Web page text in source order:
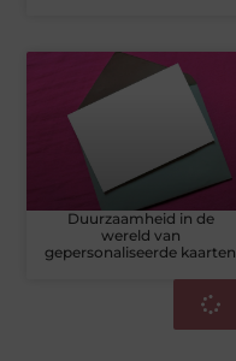
Duurzaamheid in de
wereld van
gepersonaliseerde kaarten